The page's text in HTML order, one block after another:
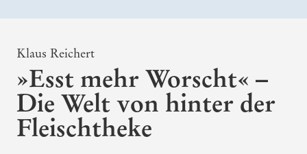
Klaus Reichert
»Esst mehr Worscht« –
Die Welt von hinter der
Fleischtheke